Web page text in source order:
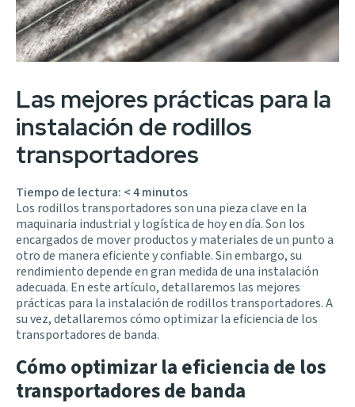
Las mejores prácticas para la
instalación de rodillos
transportadores
Tiempo de lectura: < 4minutos
Los rodillos transportadores son una pieza clave en la
maquinaria industrial y logística de hoy en día. Son los
encargados de mover productos y materiales de un punto a
otro de manera eficiente y confiable. Sin embargo, su
rendimiento depende en gran medida de una instalación
adecuada. En este artículo, detallaremos las mejores
prácticas para la instalación de rodillos transportadores. A
su vez, detallaremos cómo optimizar la eficiencia de los
transportadores de banda.
Cómo optimizar la eficiencia de los
transportadores de banda